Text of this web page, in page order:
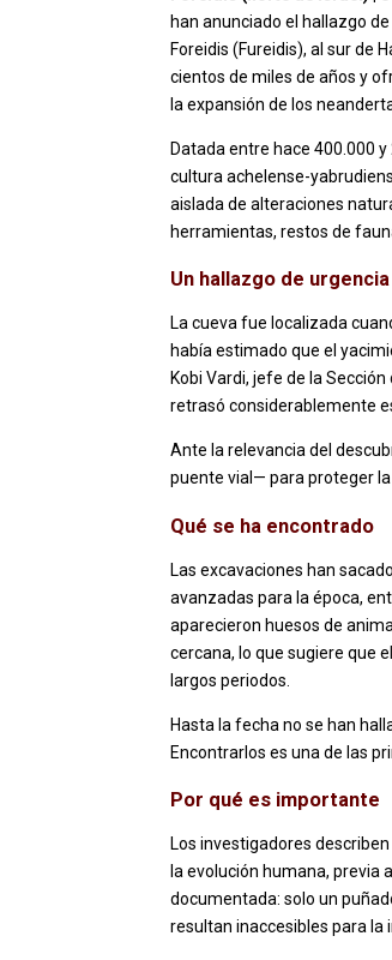
han anunciado el hallazgo
Foreidis (Fureidis), al sur de
cientos de miles de años y
la expansión de los
Datada entre hace 400.000
cultura achelense-
aislada de alteraciones
herramientas, restos de
Un hallazgo de urgencia
La cueva fue localizada
había estimado que el
Kobi Vardi, jefe de la
retrasó considerablemente
Ante la relevancia del
puente vial— para proteger
Qué se ha encontrado
Las excavaciones han
avanzadas para la época,
aparecieron huesos de
cercana, lo que sugiere que
largos periodos.
Hasta la fecha no se han
Encontrarlos es una de las
Por qué es importante
Los investigadores
la evolución humana,
documentada: solo un
resultan inaccesibles para la